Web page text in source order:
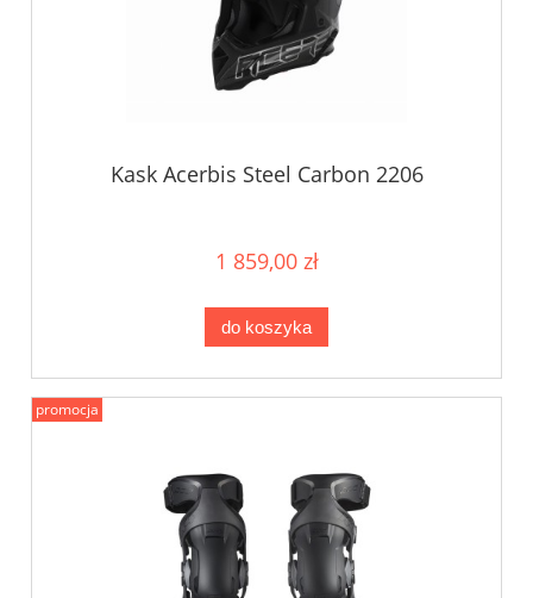
Kask Acerbis Steel Carbon 2206
1 859,00 zł
do koszyka
promocja